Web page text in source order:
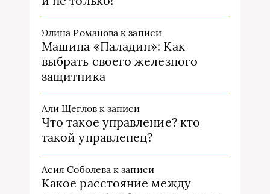
Элина Романова к записи
Машина «Паладин»: Как
выбрать своего железного
защитника
Али Щегловк записи
Что такое управление? кто
такой управленец?
Асия Соболева к записи
Какое расстояние между